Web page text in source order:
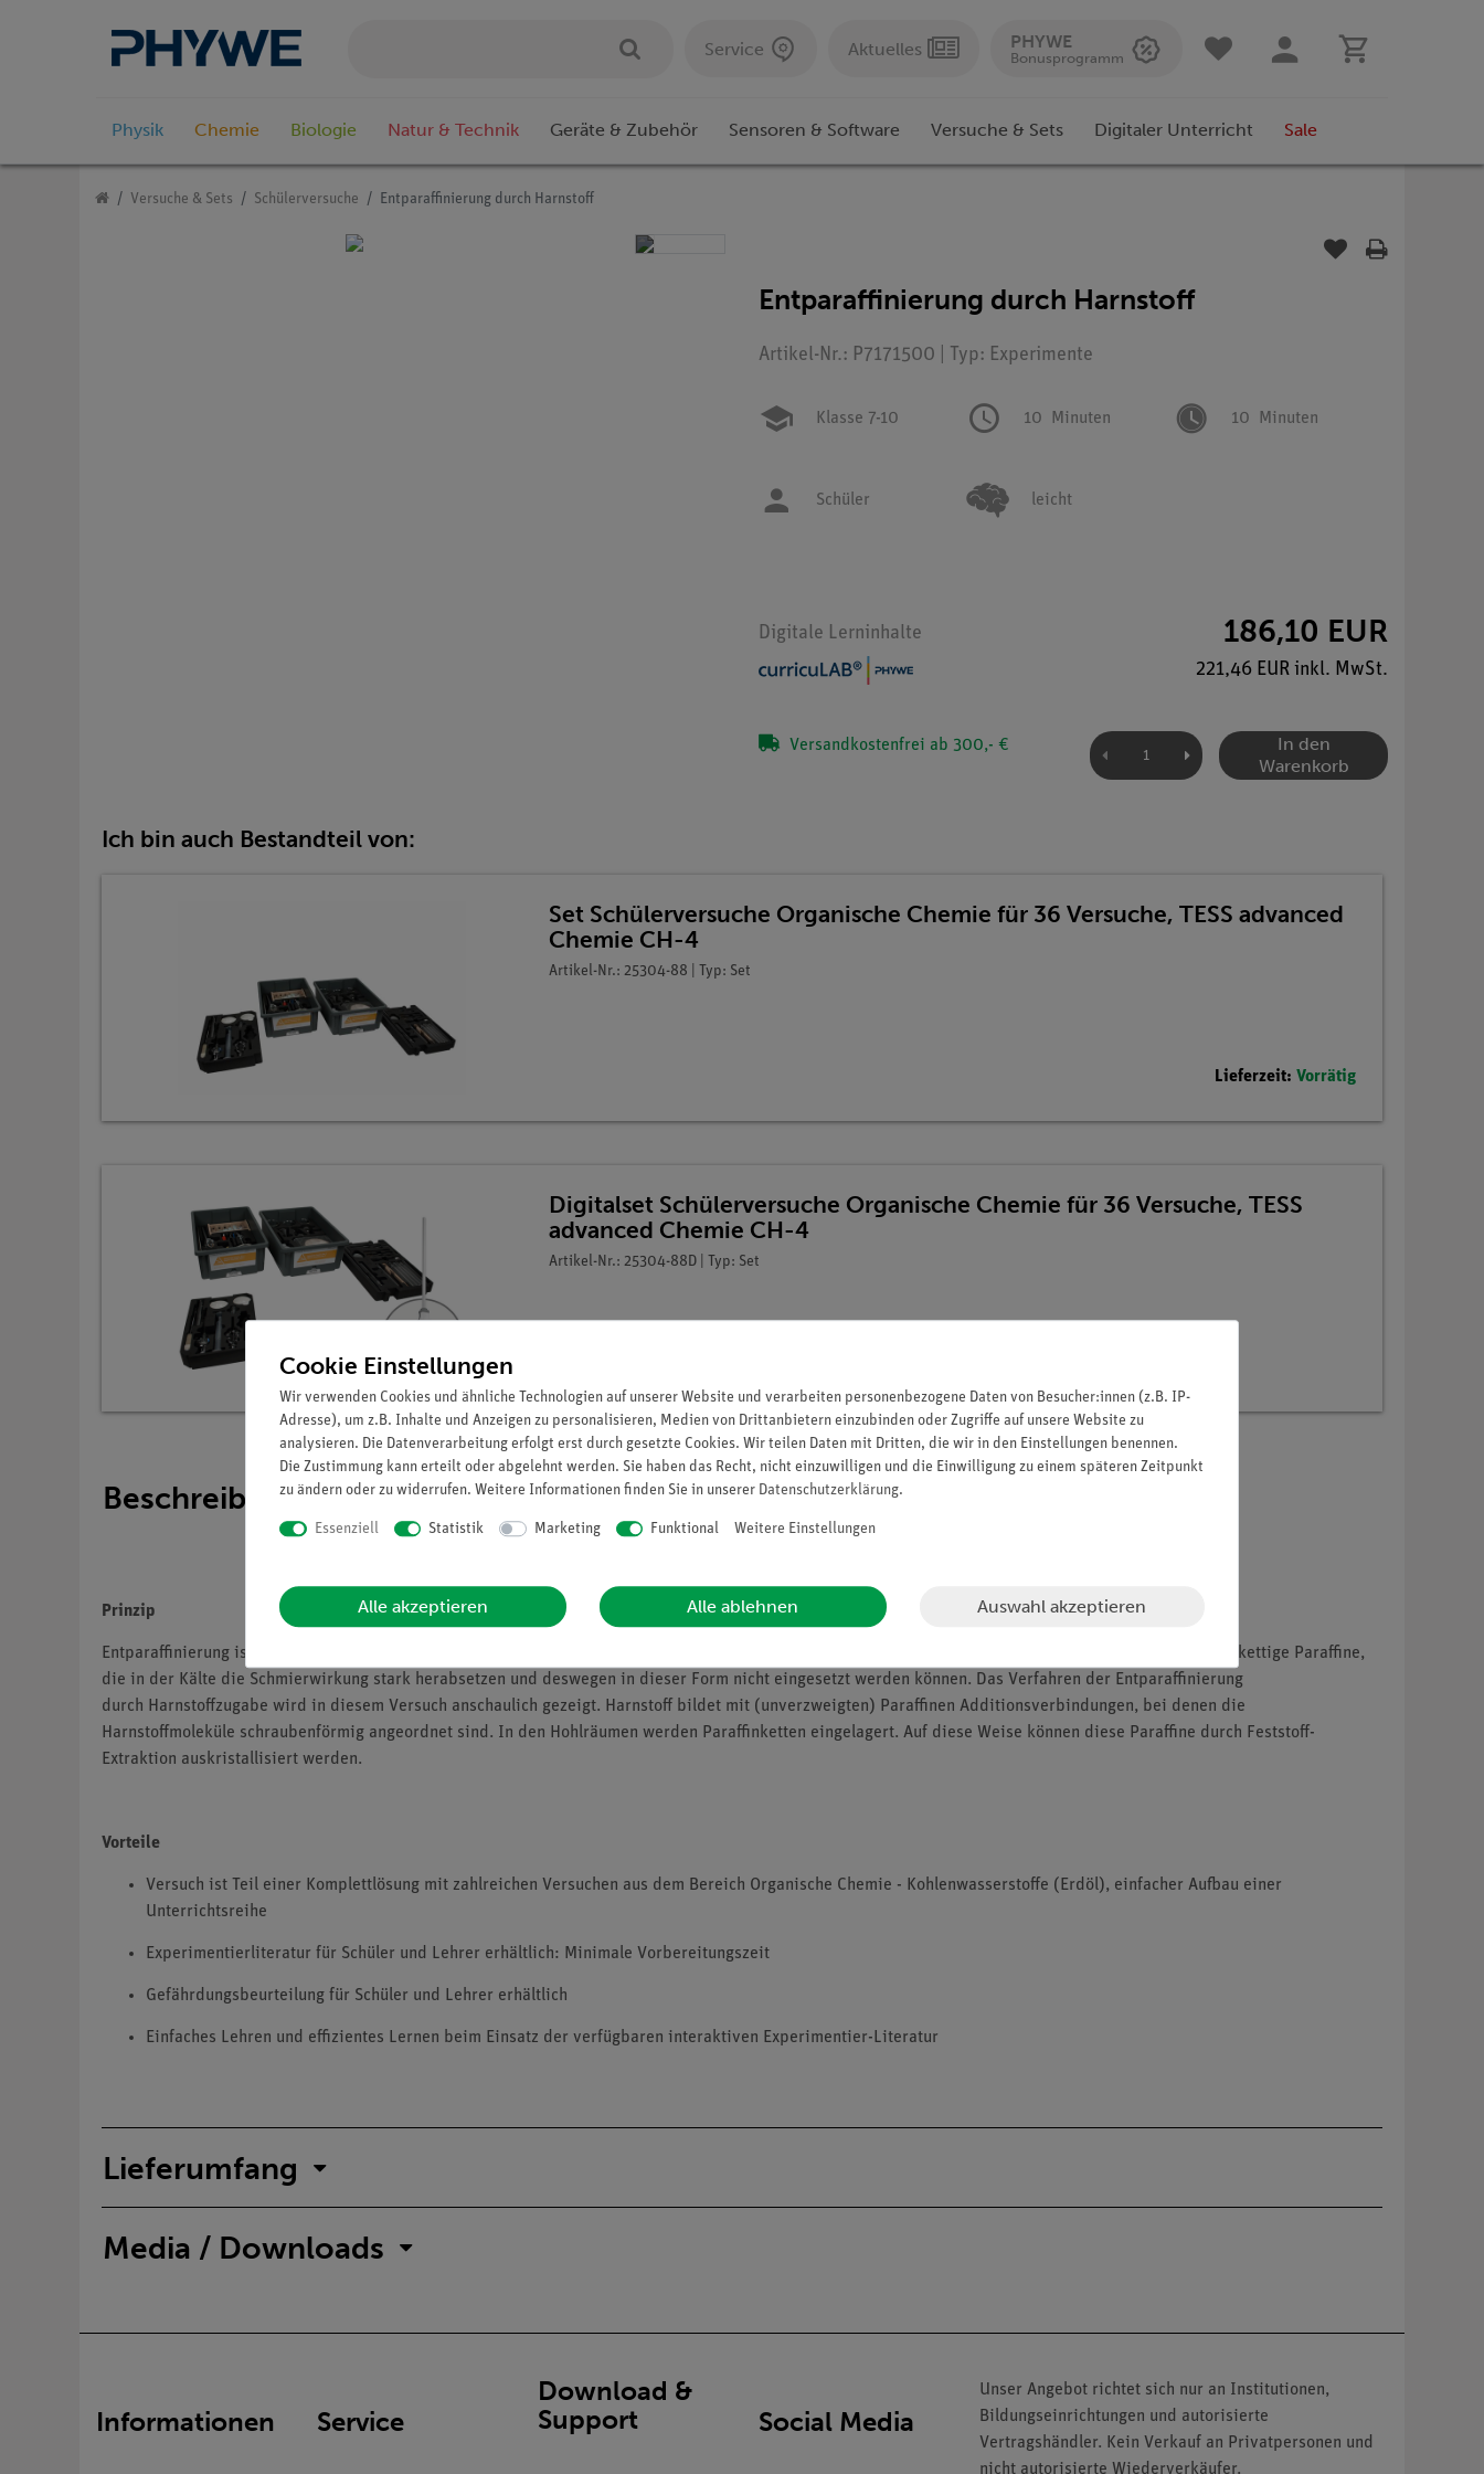
Service Aktuelles PHYWE
Bonusprogramm
Physik Chemie Biologie Natur & Technik Geräte & Zubehör Sensoren & Software Versuche & Sets Digitaler Unterricht Sale
Versuche & Sets Schülerversuche Entparaffinierung durch Harnstoff
Entparaffinierung durch Harnstoff
Artikel-Nr.: P7171500 | Typ: Experimente
Klasse 7-10 10 Minuten 10 Minuten
Schüler leicht
Digitale Lerninhalte 186,10 EUR
221,46 EUR inkl. MwSt.
Versandkostenfrei ab 300,- €
In den
Warenkorb
Ich bin auch Bestandteil von:
Set Schülerversuche Organische Chemie für 36 Versuche, TESS advanced
Chemie CH-4
Artikel-Nr.: 25304-88 | Typ: Set
Lieferzeit: Vorrätig
Digitalset Schülerversuche Organische Chemie für 36 Versuche, TESS
advanced Chemie CH-4
Artikel-Nr.: 25304-88D | Typ: Set
Beschreibung
Prinzip
Entparaffinierung ist ein wichtiges technisches Verfahren in der Herstellung bzw. Aufbereitung von Schmierölen. "Ungereinigte" Schmieröle enthalten langkettige Paraffine,
die in der Kälte die Schmierwirkung stark herabsetzen und deswegen in dieser Form nicht eingesetzt werden können. Das Verfahren der Entparaffinierung
durch Harnstoffzugabe wird in diesem Versuch anschaulich gezeigt. Harnstoff bildet mit (unverzweigten) Paraffinen Additionsverbindungen, bei denen die
Harnstoffmoleküle schraubenförmig angeordnet sind. In den Hohlräumen werden Paraffinketten eingelagert. Auf diese Weise können diese Paraffine durch Feststoff-
Extraktion auskristallisiert werden.
Vorteile
Versuch ist Teil einer Komplettlösung mit zahlreichen Versuchen aus dem Bereich Organische Chemie - Kohlenwasserstoffe (Erdöl), einfacher Aufbau einer
Unterrichtsreihe
Experimentierliteratur für Schüler und Lehrer erhältlich: Minimale Vorbereitungszeit
Gefährdungsbeurteilung für Schüler und Lehrer erhältlich
Einfaches Lehren und effizientes Lernen beim Einsatz der verfügbaren interaktiven Experimentier-Literatur
Lieferumfang
Media / Downloads
Informationen Service
Download &
Support
Social Media
Unser Angebot richtet sich nur an Institutionen,
Bildungseinrichtungen und autorisierte
Vertragshändler. Kein Verkauf an Privatpersonen und
nicht autorisierte Wiederverkäufer.
Cookie Einstellungen
Wir verwenden Cookies und ähnliche Technologien auf unserer Website und verarbeiten personenbezogene Daten von Besucher:innen (z.B. IP-
Adresse), um z.B. Inhalte und Anzeigen zu personalisieren, Medien von Drittanbietern einzubinden oder Zugriffe auf unsere Website zu
analysieren. Die Datenverarbeitung erfolgt erst durch gesetzte Cookies. Wir teilen Daten mit Dritten, die wir in den Einstellungen benennen.
Die Zustimmung kann erteilt oder abgelehnt werden. Sie haben das Recht, nicht einzuwilligen und die Einwilligung zu einem späteren Zeitpunkt
zu ändern oder zu widerrufen. Weitere Informationen finden Sie in unserer Daten­schutz­erklärung.
Essenziell Statistik Marketing Funktional Weitere Einstellungen
Alle akzeptieren Alle ablehnen Auswahl akzeptieren